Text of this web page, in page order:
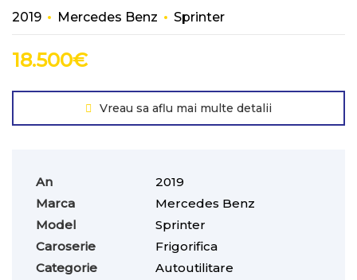
2019 Mercedes Benz Sprinter
18.500€
Vreau sa aflu mai multe detalii
An
2019
Marca
Mercedes Benz
Model
Sprinter
Caroserie
Frigorifica
Categorie
Autoutilitare